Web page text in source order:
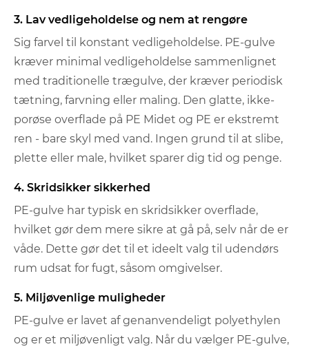
3. Lav vedligeholdelse og nem at rengøre
Sig farvel til konstant vedligeholdelse. PE-gulve
kræver minimal vedligeholdelse sammenlignet
med traditionelle trægulve, der kræver periodisk
tætning, farvning eller maling. Den glatte, ikke-
porøse overflade på PE Midet og PE er ekstremt
ren - bare skyl med vand. Ingen grund til at slibe,
plette eller male, hvilket sparer dig tid og penge.
4. Skridsikker sikkerhed
PE-gulve har typisk en skridsikker overflade,
hvilket gør dem mere sikre at gå på, selv når de er
våde. Dette gør det til et ideelt valg til udendørs
rum udsat for fugt, såsom omgivelser.
5. Miljøvenlige muligheder
PE-gulve er lavet af genanvendeligt polyethylen
og er et miljøvenligt valg. Når du vælger PE-gulve,